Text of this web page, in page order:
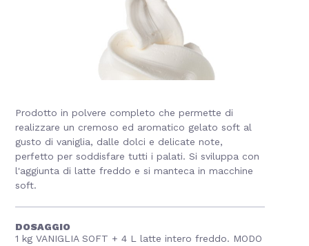
Prodotto in polvere completo che permette di
realizzare un cremoso ed aromatico gelato soft al
gusto di vaniglia, dalle dolci e delicate note,
perfetto per soddisfare tutti i palati. Si sviluppa con
l'aggiunta di latte freddo e si manteca in macchine
soft.
DOSAGGIO
1 kg VANIGLIA SOFT + 4 L latte intero freddo. MODO